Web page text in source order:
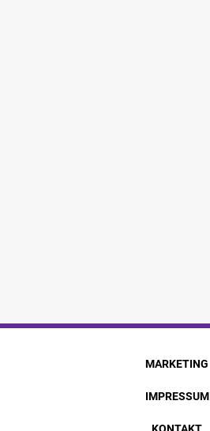
MARKETING
IMPRESSUM